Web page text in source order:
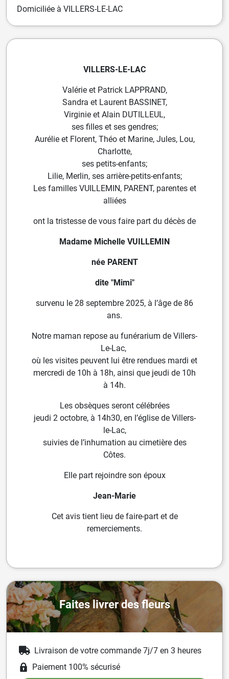
Domiciliée à VILLERS-LE-LAC
VILLERS-LE-LAC
Valérie et Patrick LAPPRAND,
Sandra et Laurent BASSINET,
Virginie et Alain DUTILLEUL,
ses filles et ses gendres;
Aurélie et Florent, Théo et Marine, Jules, Lou,
Charlotte,
ses petits-enfants;
Lilie, Merlin, ses arrière-petits-enfants;
Les familles VUILLEMIN, PARENT, parentes et
alliées
ont la tristesse de vous faire part du décès de
Madame Michelle VUILLEMIN
née PARENT
dite "Mimi"
survenu le 28 septembre 2025, à l’âge de 86
ans.
Notre maman repose au funérarium de Villers-
Le-Lac,
où les visites peuvent lui être rendues mardi et
mercredi de 10h à 18h, ainsi que jeudi de 10h
à 14h.
Les obsèques seront célébrées
jeudi 2 octobre, à 14h30, en l’église de Villers-
le-Lac,
suivies de l’inhumation au cimetière des
Côtes.
Elle part rejoindre son époux
Jean-Marie
Cet avis tient lieu de faire-part et de
remerciements.
Faites livrer des fleurs
Livraison de votre commande 7j/7 en 3 heures
Paiement 100% sécurisé